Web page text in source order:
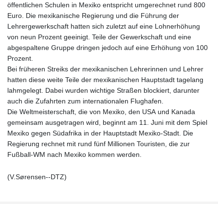
öffentlichen Schulen in Mexiko entspricht umgerechnet rund 800
Euro. Die mexikanische Regierung und die Führung der
Lehrergewerkschaft hatten sich zuletzt auf eine Lohnerhöhung
von neun Prozent geeinigt. Teile der Gewerkschaft und eine
abgespaltene Gruppe dringen jedoch auf eine Erhöhung von 100
Prozent.
Bei früheren Streiks der mexikanischen Lehrerinnen und Lehrer
hatten diese weite Teile der mexikanischen Hauptstadt tagelang
lahmgelegt. Dabei wurden wichtige Straßen blockiert, darunter
auch die Zufahrten zum internationalen Flughafen.
Die Weltmeisterschaft, die von Mexiko, den USA und Kanada
gemeinsam ausgetragen wird, beginnt am 11. Juni mit dem Spiel
Mexiko gegen Südafrika in der Hauptstadt Mexiko-Stadt. Die
Regierung rechnet mit rund fünf Millionen Touristen, die zur
Fußball-WM nach Mexiko kommen werden.
(V.Sørensen--DTZ)